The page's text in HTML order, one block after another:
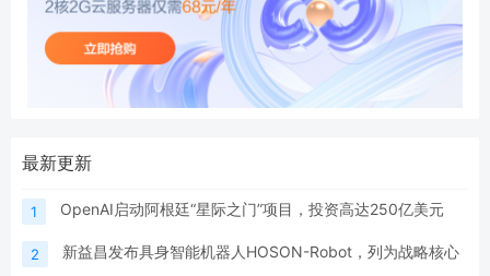
最新更新
1 OpenAI启动阿根廷“星际之门”项目，投资高达250亿美元
2 新益昌发布具身智能机器人HOSON-Robot，列为战略核心